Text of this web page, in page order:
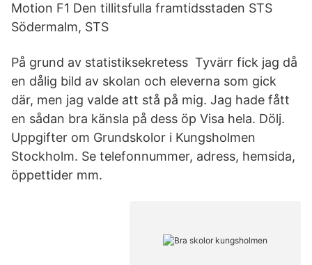
Motion F1 Den tillitsfulla framtidsstaden STS
Södermalm, STS
På grund av statistiksekretess Tyvärr fick jag då
en dålig bild av skolan och eleverna som gick
där, men jag valde att stå på mig. Jag hade fått
en sådan bra känsla på dess öp Visa hela. Dölj.
Uppgifter om Grundskolor i Kungsholmen
Stockholm. Se telefonnummer, adress, hemsida,
öppettider mm.